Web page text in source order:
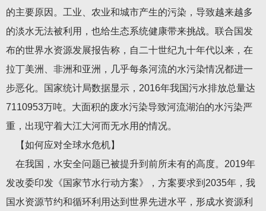
的主要原因。工业、农业和城市产生的污染，导致越来越多
的淡水无法被利用，也给生态系统健康带来挑战。联合国发
布的世界水资源发展报告称，自二十世纪九十年代以来，在
拉丁美洲、非洲和亚洲，几乎每条河流的水污染情况都进一
步恶化。国家统计局数据显示，2016年我国污水排放总量达
7110953万吨。大面积的废水污染导致河流湖泊的水污染严
重，出现守着大江大河而无水用的情况。
【如何应对全球水危机】
在我国，水安全问题已被提升到前所未有的高度。2019年
发改委印发《国家节水行动方案》，方案要求到2035年，我
国水资源节约和循环利用达到世界先进水平，形成水资源利